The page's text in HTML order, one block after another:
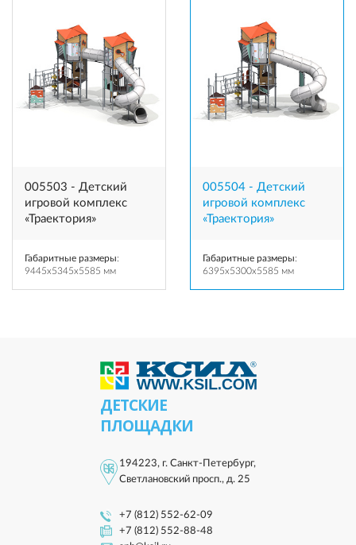
005503 - Детский
игровой комплекс
«Траектория»
Габаритные размеры:
9445x5345x5585 мм
005504 - Детский
игровой комплекс
«Траектория»
Габаритные размеры:
6395x5300x5585 мм
ДЕТСКИЕ
ПЛОЩАДКИ
194223, г. Санкт-Петербург,
Светлановский просп., д. 25
+7 (812) 552-62-09
+7 (812) 552-88-48